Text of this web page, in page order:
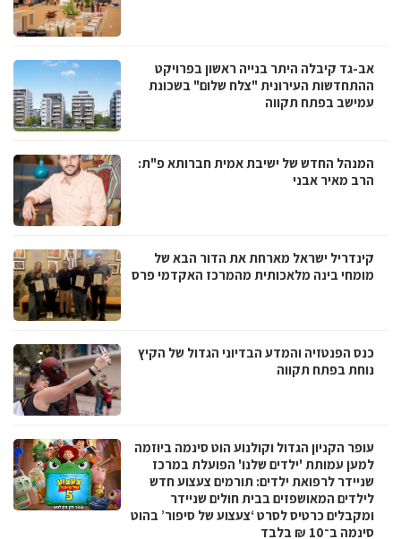
אב-גד קיבלה היתר בנייה ראשון בפרויקט
ההתחדשות העירונית "צלח שלום" בשכונת
עמישב בפתח תקווה
המנהל החדש של ישיבת אמית חברותא פ"ת:
הרב מאיר אבני
קינדריל ישראל מארחת את הדור הבא של
מומחי בינה מלאכותית מהמרכז האקדמי פרס
כנס הפנטזיה והמדע הבדיוני הגדול של הקיץ
נוחת בפתח תקווה
עופר הקניון הגדול וקולנוע הוט סינמה ביוזמה
למען עמותת 'ילדים שלנו' הפועלת במרכז
שניידר לרפואת ילדים: תורמים צעצוע חדש
לילדים המאושפזים בבית חולים שניידר
ומקבלים כרטיס לסרט ‘צעצוע של סיפור’ בהוט
סינמה ב־10 ₪ בלבד